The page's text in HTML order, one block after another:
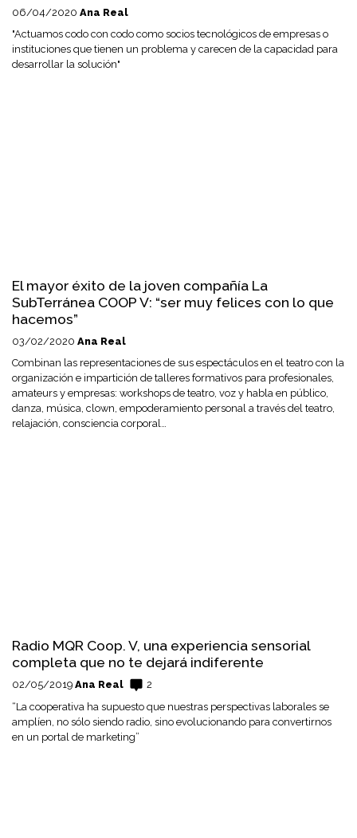
06/04/2020 Ana Real
"Actuamos codo con codo como socios tecnológicos de empresas o
instituciones que tienen un problema y carecen de la capacidad para
desarrollar la solución"
El mayor éxito de la joven compañía La
SubTerránea COOP V: “ser muy felices con lo que
hacemos”
03/02/2020 Ana Real
Combinan las representaciones de sus espectáculos en el teatro con la
organización e impartición de talleres formativos para profesionales,
amateurs y empresas: workshops de teatro, voz y habla en público,
danza, música, clown, empoderamiento personal a través del teatro,
relajación, consciencia corporal…
Radio MQR Coop. V, una experiencia sensorial
completa que no te dejará indiferente
02/05/2019 Ana Real
2
“La cooperativa ha supuesto que nuestras perspectivas laborales se
amplíen, no sólo siendo radio, sino evolucionando para convertirnos
en un portal de marketing”